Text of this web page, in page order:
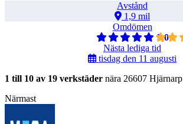
Avstånd
1,9 mil
Omdömen
5,0
Nästa lediga tid
tisdag den 11 augusti
1 till 10 av 19 verkstäder nära 26607 Hjärnarp
Närmast